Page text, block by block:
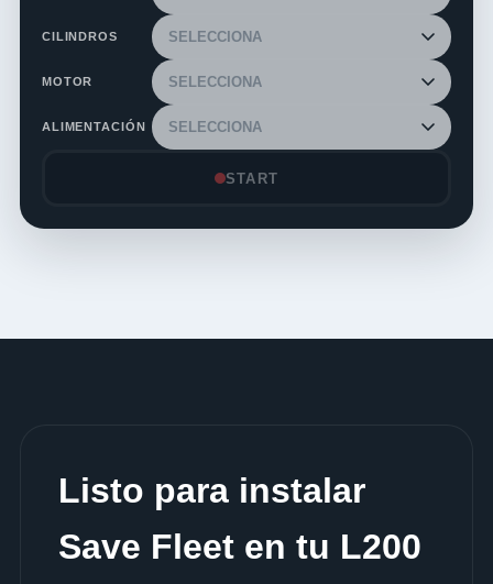
CILINDROS
MOTOR
ALIMENTACIÓN
START
Listo para instalar
Save Fleet en tu L200